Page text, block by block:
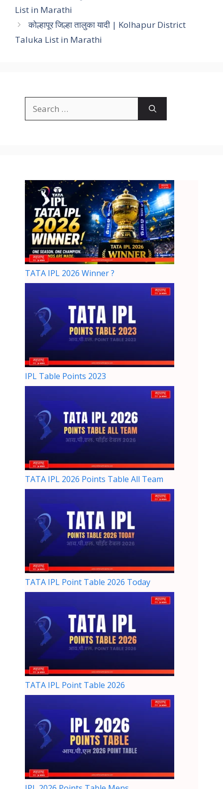
List in Marathi
कोल्हापूर जिल्हा तालुका यादी | Kolhapur District
Taluka List in Marathi
TATA IPL 2026 Winner ?
IPL Table Points 2023
TATA IPL 2026 Points Table All Team
TATA IPL Point Table 2026 Today
TATA IPL Point Table 2026